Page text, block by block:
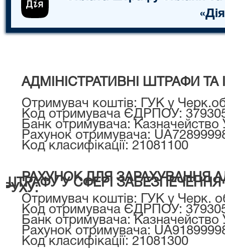
АДМІНІСТРАТИВНІ ШТРАФИ ТА
Отримувач коштів: ГУК у
Код отримувача ЄДРПОУ:
Банк отримувача: Казначейство
Рахунок отримувача:
Код класифікації: 21081100
РАХУНОК ДЛЯ ЗАРАХУВАННЯ
ШТРАФУ У СФЕРІ
РУХУ:
Отримувач коштів: ГУК у Черк.
Код отримувача ЄДРПОУ:
Банк отримувача: Казначейство
Рахунок отримувача:
Код класифікації: 21081300